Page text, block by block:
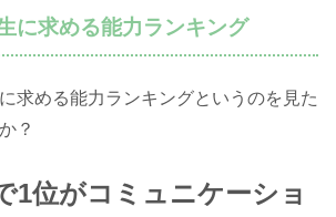
に求める能力ランキング
求める能力ランキングというのを見た
？
1位がコミュニケーショ